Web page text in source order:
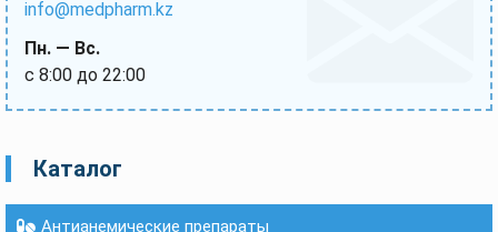
info@medpharm.kz
Пн. — Вс.
с 8:00 до 22:00
Каталог
Антианемические препараты